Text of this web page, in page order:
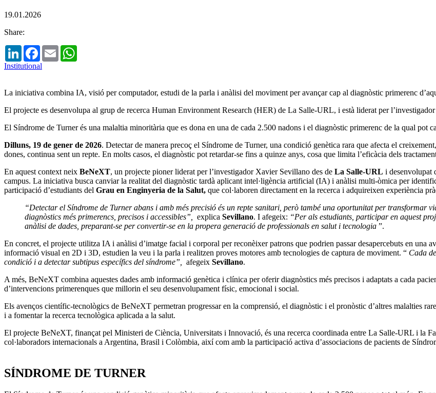
19.01.2026
Share:
LinkedInFacebook
Email
Institutional
La iniciativa combina IA, visió per computador, estudi de la parla i anàlisi del moviment per avançar cap al diagnòstic primerenc
El projecte es desenvolupa al grup de recerca Human Environment Research (HER) de La Salle-URL, i està liderat per
El Síndrome de Turner és una malaltia minoritària que es dona en una de cada 2.500 nadons i el diagnòstic primerenc de la qual pot
Dilluns, 19 de gener de 2026. Detectar de manera precoç el Síndrome de Turner, una condició genètica rara que afecta el
dones, continua sent un repte. En molts casos, el diagnòstic pot retardar-se fins a quinze anys, cosa que limita l’eficàcia dels
En aquest context neix BeNeXT, un projecte pioner liderat per l’investigador Xavier Sevillano des de La Salle-URL i desenvolupat
campus. La iniciativa busca canviar la realitat del diagnòstic tardà aplicant intel·ligència artificial (IA) i anàlisi multi-òmica per
participació d’estudiants del Grau en Enginyeria de la Salut, que col·laboren directament en la recerca i adquireixen experiència
“Detectar el Síndrome de Turner abans i amb més precisió és un repte sanitari, però també una oportunitat per transformar
diagnòstics més primerencs, precisos i accessibles”, explica Sevillano. I afegeix: “Per als estudiants, participar en aquest
anàlisi de dades, preparant-se per convertir-se en la propera generació de professionals en salut i tecnologia ”.
En concret, el projecte utilitza IA i anàlisi d’imatge facial i corporal per reconèixer patrons que podrien passar desapercebuts en una
informació visual en 2D i 3D, estudien la veu i la parla i realitzen proves motores amb tecnologies de captura de moviment. “ Cada
condició i a detectar subtipus específics del síndrome”, afegeix Sevillano.
A més, BeNeXT combina aquestes dades amb informació genètica i clínica per oferir diagnòstics més precisos i adaptats a cada
d’intervencions primerenques que millorin el seu desenvolupament físic, emocional i social.
Els avenços científic-tecnològics de BeNeXT permetran progressar en la comprensió, el diagnòstic i el pronòstic d’altres malalties
i a fomentar la recerca tecnològica aplicada a la salut.
El projecte BeNeXT, finançat pel Ministeri de Ciència, Universitats i Innovació, és una recerca coordinada entre La Salle-URL i la
col·laboradors internacionals a Argentina, Brasil i Colòmbia, així com amb la participació activa d’associacions de pacients de
SÍNDROME DE TURNER